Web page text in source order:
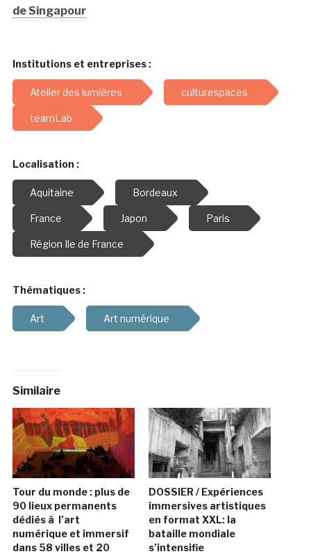
de Singapour
Institutions et entreprises :
Atelier des lumières culturespaces
teamLab
Localisation :
Aquitaine Bordeaux
France Japon Paris
Région Ile de France
Thématiques :
Art Art numérique
Similaire
Tour du monde : plus de
90 lieux permanents
dédiés à l’art
numérique et immersif
dans 58 villes et 20
DOSSIER / Expériences
immersives artistiques
en format XXL: la
bataille mondiale
s’intensifie